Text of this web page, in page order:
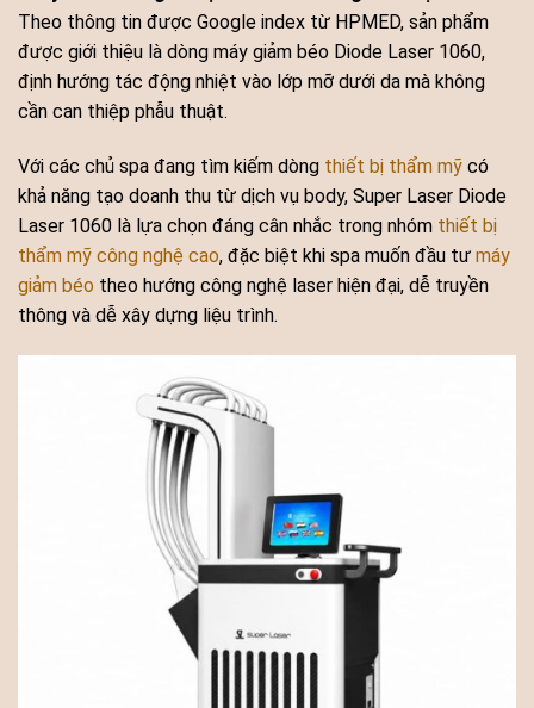
Theo thông tin được Google index từ HPMED, sản phẩm
được giới thiệu là dòng máy giảm béo Diode Laser 1060,
định hướng tác động nhiệt vào lớp mỡ dưới da mà không
cần can thiệp phẫu thuật.
Với các chủ spa đang tìm kiếm dòng thiết bị thẩm mỹ có
khả năng tạo doanh thu từ dịch vụ body, Super Laser Diode
Laser 1060 là lựa chọn đáng cân nhắc trong nhóm thiết bị
thẩm mỹ công nghệ cao, đặc biệt khi spa muốn đầu tư máy
giảm béo theo hướng công nghệ laser hiện đại, dễ truyền
thông và dễ xây dựng liệu trình.